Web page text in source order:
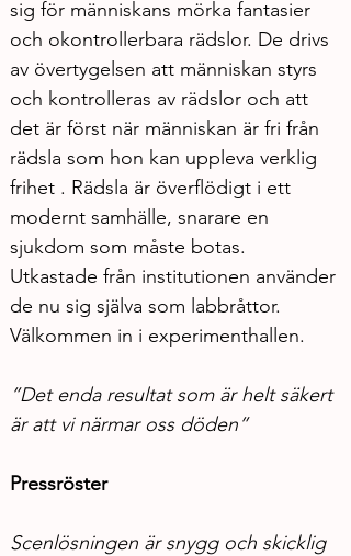
sig för människans mörka fantasier
och okontrollerbara rädslor. De drivs
av övertygelsen att människan styrs
och kontrolleras av rädslor och att
det är först när människan är fri från
rädsla som hon kan uppleva verklig
frihet . Rädsla är överflödigt i ett
modernt samhälle, snarare en
sjukdom som måste botas.
Utkastade från institutionen använder
de nu sig själva som labbråttor.
Välkommen in i experimenthallen.
”Det enda resultat som är helt säkert
är att vi närmar oss döden”
Pressröster
Scenlösningen är snygg och skicklig